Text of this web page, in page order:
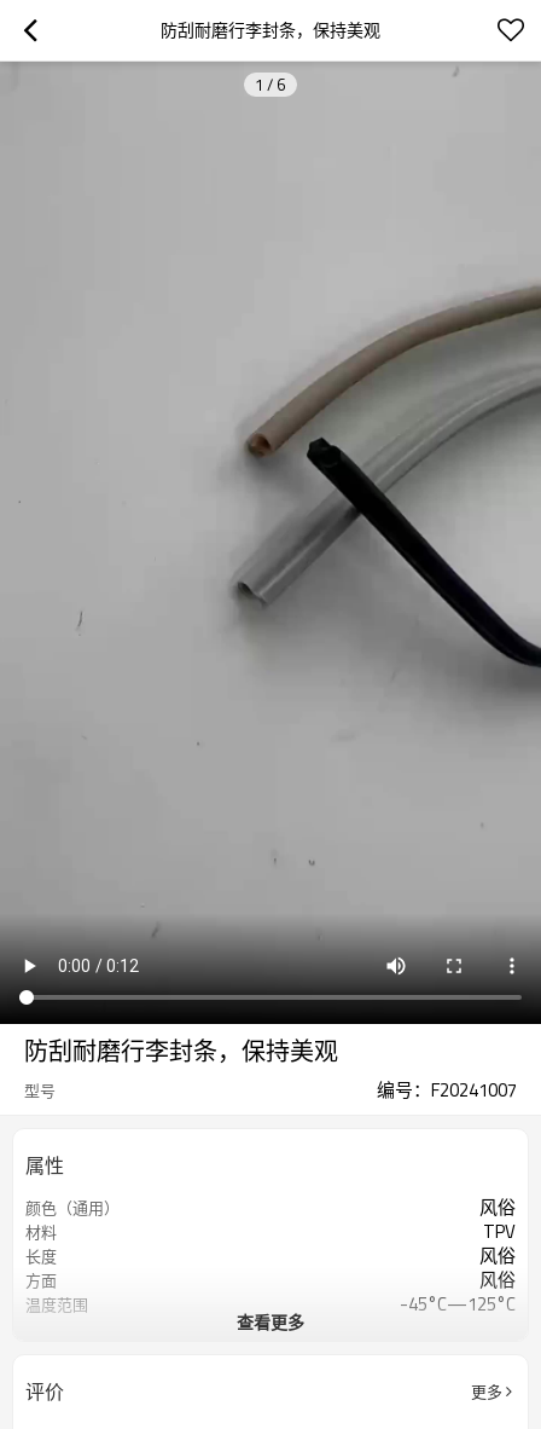
防刮耐磨行李封条，保持美观
1 / 6
防刮耐磨行李封条，保持美观
型号 编号：F20241007
属性
颜色（通用） 风俗
材料 TPV
长度 风俗
方面 风俗
温度范围 -45°C—125°C
断裂伸长率
查看更多
评价 更多